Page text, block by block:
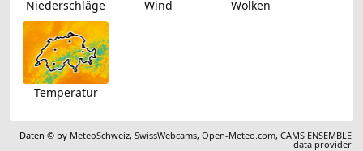
Niederschläge Wind Wolken
Temperatur
Daten © by MeteoSchweiz,SwissWebcams,Open-Meteo.com,CAMS ENSEMBLE
data provider